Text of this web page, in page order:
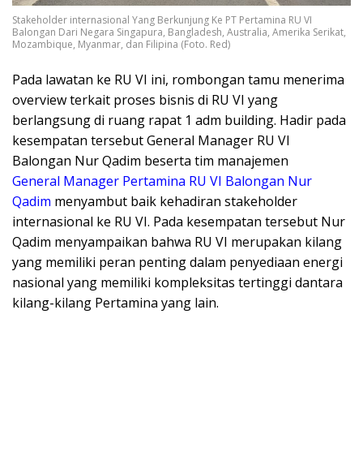
Stakeholder internasional Yang Berkunjung Ke PT Pertamina RU VI
Balongan Dari Negara Singapura, Bangladesh, Australia, Amerika Serikat,
Mozambique, Myanmar, dan Filipina (Foto. Red)
Pada lawatan ke RU VI ini, rombongan tamu menerima
overview terkait proses bisnis di RU VI yang
berlangsung di ruang rapat 1 adm building. Hadir pada
kesempatan tersebut General Manager RU VI
Balongan Nur Qadim beserta tim manajemen
General Manager Pertamina RU VI Balongan Nur
Qadim menyambut baik kehadiran stakeholder
internasional ke RU VI. Pada kesempatan tersebut Nur
Qadim menyampaikan bahwa RU VI merupakan kilang
yang memiliki peran penting dalam penyediaan energi
nasional yang memiliki kompleksitas tertinggi dantara
kilang-kilang Pertamina yang lain.